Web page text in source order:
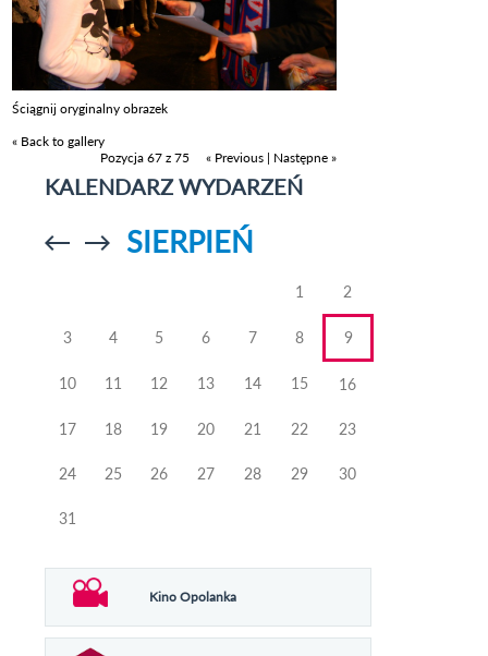
Ściągnij oryginalny obrazek
« Back to gallery
Pozycja 67 z 75
« Previous | Następne »
KALENDARZ WYDARZEŃ
Przejdź doPrzejdź do
SIERPIEŃ
1 2
3 4 5 6 7 8 9
10 11 12 13 14 15 16
17 18 19 20 21 22 23
24 25 26 27 28 29 30
31
Kino Opolanka